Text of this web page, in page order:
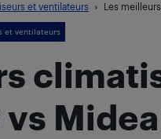
et ventilateurs Les
et ventilateurs
vs